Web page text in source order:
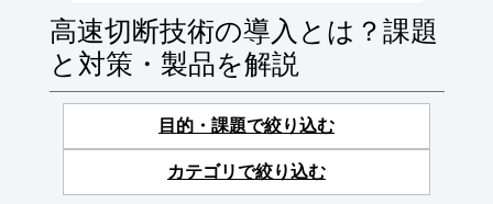
高速切断技術の導入とは？課題
と対策・製品を解説
目的・課題で絞り込む
カテゴリで絞り込む